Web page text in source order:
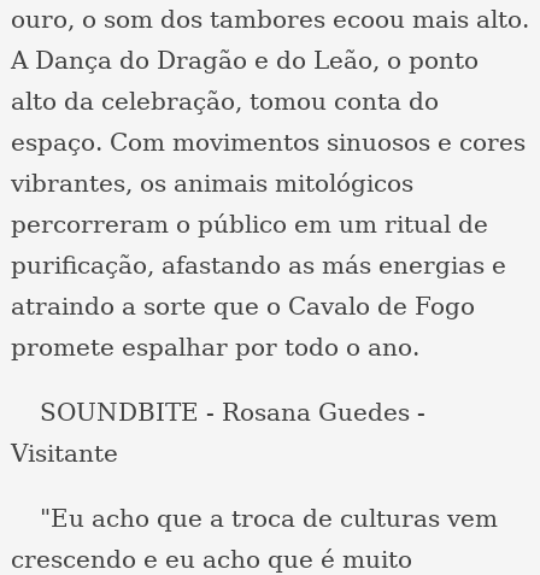
ouro, o som dos tambores ecoou mais alto.
A Dança do Dragão e do Leão, o ponto
alto da celebração, tomou conta do
espaço. Com movimentos sinuosos e cores
vibrantes, os animais mitológicos
percorreram o público em um ritual de
purificação, afastando as más energias e
atraindo a sorte que o Cavalo de Fogo
promete espalhar por todo o ano.
SOUNDBITE - Rosana Guedes -
Visitante
"Eu acho que a troca de culturas vem
crescendo e eu acho que é muito